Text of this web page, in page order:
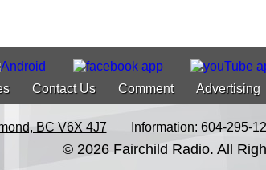
Contact Us Comment Advertising
BC V6X 4J7 Information: 604-295-
© 2026 Fairchild Radio. All